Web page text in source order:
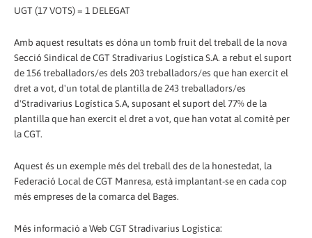
UGT (17 VOTS) = 1 DELEGAT
Amb aquest resultats es dóna un tomb fruit del treball de la nova
Secció Sindical de CGT Stradivarius Logística S.A. a rebut el suport
de 156 treballadors/es dels 203 treballadors/es que han exercit el
dret a vot, d'un total de plantilla de 243 treballadors/es
d'Stradivarius Logística S.A, suposant el suport del 77% de la
plantilla que han exercit el dret a vot, que han votat al comitè per
la CGT.
Aquest és un exemple més del treball des de la honestedat, la
Federació Local de CGT Manresa, està implantant-se en cada cop
més empreses de la comarca del Bages.
Més informació a Web CGT Stradivarius Logística: